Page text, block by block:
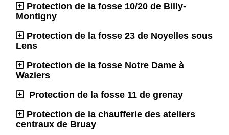
Protection de la fosse 10/20 de Billy-
Montigny
Protection de la fosse 23 de Noyelles sous
Lens
Protection de la fosse Notre Dame à
Waziers
Protection de la fosse 11 de grenay
Protection de la chaufferie des ateliers
centraux de Bruay